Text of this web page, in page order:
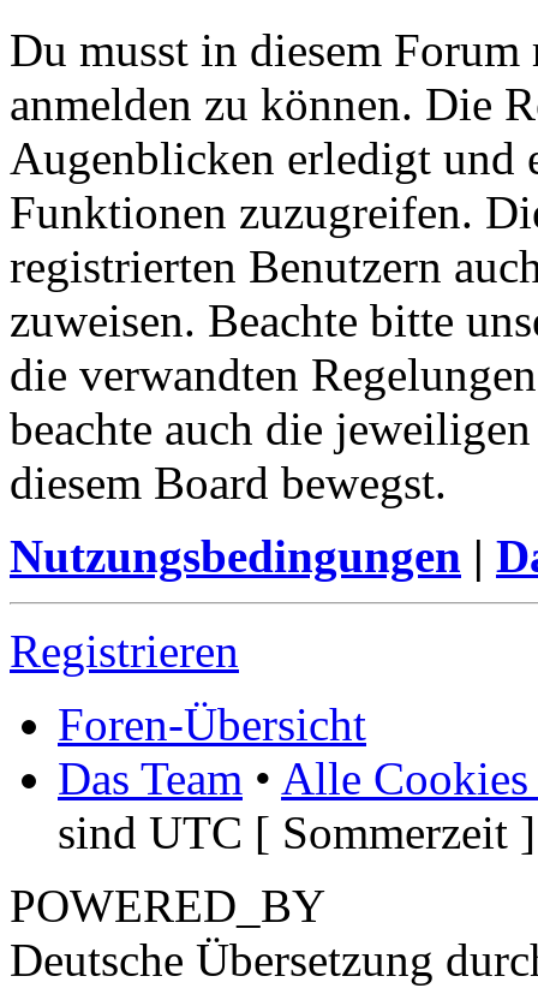
Du musst in diesem
anmelden zu können. Die
Augenblicken erledigt und
Funktionen zuzugreifen.
registrierten Benutzern
zuweisen. Beachte bitte
die verwandten
beachte auch die
diesem Board bewegst.
Nutzungsbedingungen |
Registrieren
Foren-Übersicht
Das Team • Alle Cookies
sind UTC [ Sommerzeit ]
POWERED_BY
Deutsche Übersetzung